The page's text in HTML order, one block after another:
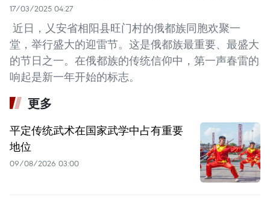
17/03/2025 04:27
近日，乂安省相阳县旺门村的俄都族同胞欢聚一
堂，举行盛大的迎雷节。这是俄都族最重要、最盛大
的节日之一。在俄都族的传统信仰中，第一声春雷的
响起是新一年开始的标志。
更多
平定传统武术在国家武学中占有重要
地位
09/08/2026 03:00